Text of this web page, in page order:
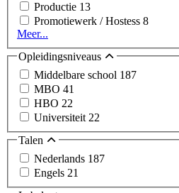
Productie 13
Promotiewerk / Hostess 8
Meer...
Opleidingsniveaus
Middelbare school 187
MBO 41
HBO 22
Universiteit 22
Talen
Nederlands 187
Engels 21